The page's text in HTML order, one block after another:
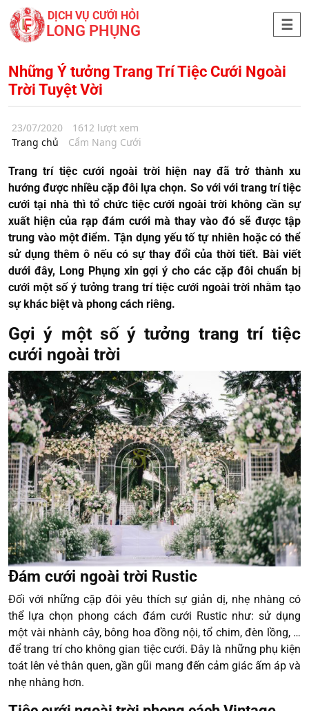
DỊCH VỤ CƯỚI HỎI
LONG PHỤNG
Những Ý tưởng Trang Trí Tiệc Cưới Ngoài
Trời Tuyệt Vời
23/07/2020
1612 lượt xem
Trang chủ
Cẩm Nang Cưới
Trang trí tiệc cưới ngoài trời hiện nay đã trở thành xu
hướng được nhiều cặp đôi lựa chọn. So với với trang trí tiệc
cưới tại nhà thì tổ chức tiệc cưới ngoài trời không cần sự
xuất hiện của rạp đám cưới mà thay vào đó sẽ được tập
trung vào một điểm. Tận dụng yếu tố tự nhiên hoặc có thể
sử dụng thêm ô nếu có sự thay đổi của thời tiết. Bài viết
dưới đây, Long Phụng xin gợi ý cho các cặp đôi chuẩn bị
cưới một số ý tưởng trang trí tiệc cưới ngoài trời nhằm tạo
sự khác biệt và phong cách riêng.
Gợi ý một số ý tưởng trang trí tiệc
cưới ngoài trời
Đám cưới ngoài trời Rustic
Đối với những cặp đôi yêu thích sự giản dị, nhẹ nhàng có
thể lựa chọn phong cách đám cưới Rustic như: sử dụng
một vài nhành cây, bông hoa đồng nội, tổ chim, đèn lồng, …
để trang trí cho không gian tiệc cưới. Đây là những phụ kiện
toát lên vẻ thân quen, gần gũi mang đến cảm giác ấm áp và
nhẹ nhàng hơn.